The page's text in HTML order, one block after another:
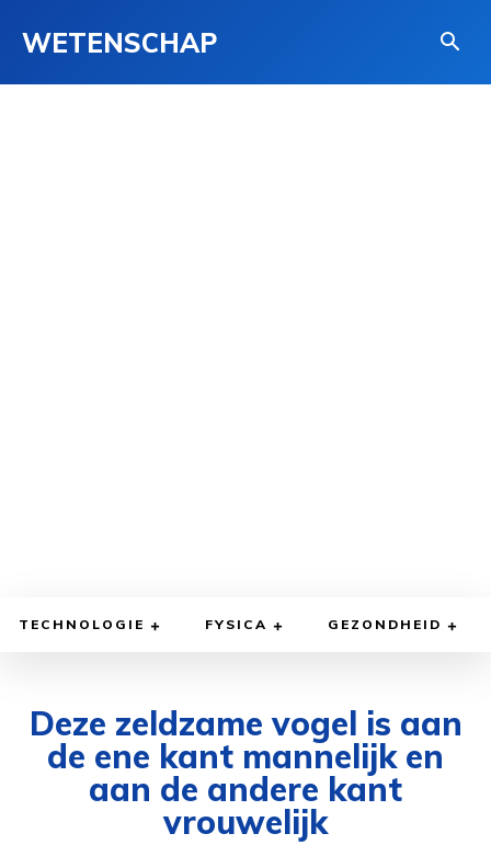
WETENSCHAP
TECHNOLOGIE FYSICA GEZONDHEID
Deze zeldzame vogel is aan
de ene kant mannelijk en
aan de andere kant
vrouwelijk